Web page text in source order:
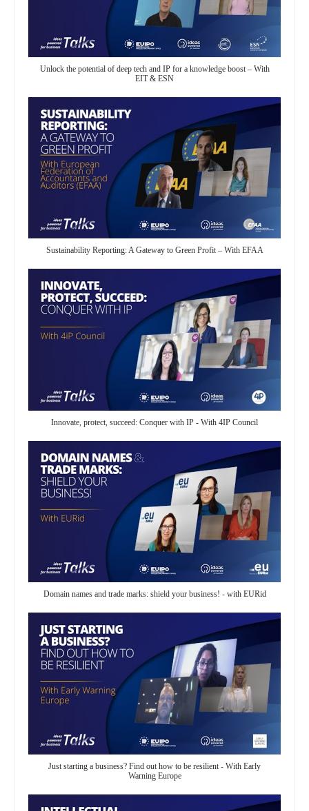
Unlock the potential of deep tech and IP for a knowledge boost – With
EIT & ESN
Sustainability Reporting: A Gateway to Green Profit – With EFAA
Innovate, protect, succeed: Conquer with IP - With 4IP Council
Domain names and trade marks: shield your business! - with EURid
Just starting a business? Find out how to be resilient - With Early
Warning Europe